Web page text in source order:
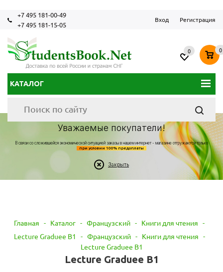
+7 495 181-00-49
+7 495 181-15-05
Вход Регистрация
КАТАЛОГ
0 0
Уважаемые покупатели!
В связи со сложившейся экономической ситуацией заказы в нашем интернет - магазине отгружаются только
при условии 100% предоплаты
Закрыть
Главная - Каталог - Французский - Книги для чтения -
Lecture Graduee B1
- Французский - Книги для чтения -
Lecture Graduee B1
Lecture Graduee B1